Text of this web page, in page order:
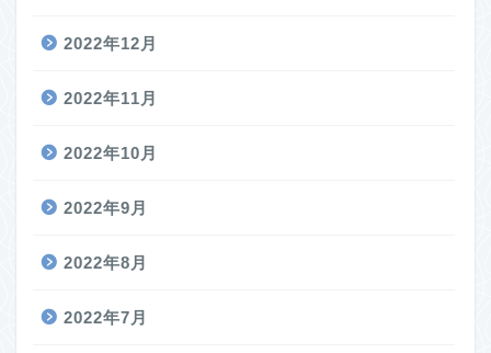
2022年12月
2022年11月
2022年10月
2022年9月
2022年8月
2022年7月